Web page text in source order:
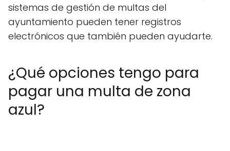
sistemas de gestión de multas del
ayuntamiento pueden tener registros
electrónicos que también pueden ayudarte.
¿Qué opciones tengo para
pagar una multa de zona
azul?